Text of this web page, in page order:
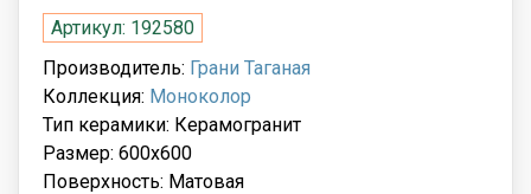
Артикул: 192580
Производитель: Грани Таганая
Коллекция: Моноколор
Тип керамики: Керамогранит
Размер: 600x600
Поверхность: Матовая